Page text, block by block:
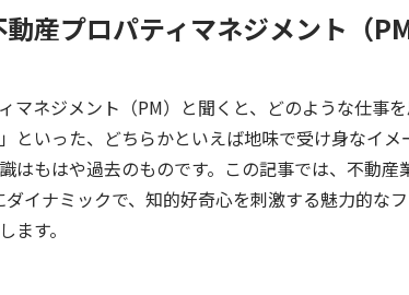
産プロパティマネジメント（
マネジメント（PM）と聞くと、どのような仕事
といった、どちらかといえば地味で受け身なイメ
はもはや過去のものです。この記事では、不動
ダイナミックで、知的好奇心を刺激する魅力的な
ます。